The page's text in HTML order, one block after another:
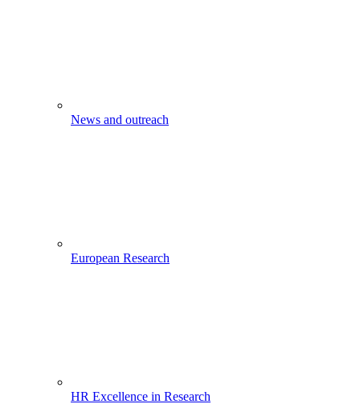
News and outreach
European Research
HR Excellence in Research